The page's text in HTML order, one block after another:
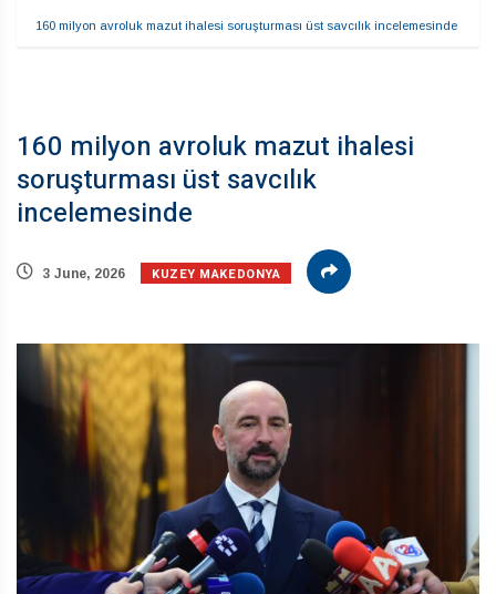
160 milyon avroluk mazut ihalesi soruşturması üst savcılık incelemesinde
160 milyon avroluk mazut ihalesi
soruşturması üst savcılık
incelemesinde
3 June, 2026 KUZEY MAKEDONYA